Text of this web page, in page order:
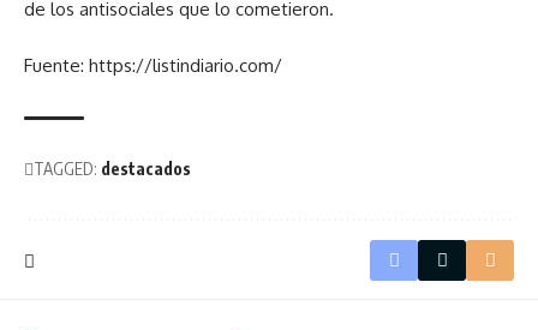
de los antisociales que lo cometieron.
Fuente: https://listindiario.com/
TAGGED: destacados